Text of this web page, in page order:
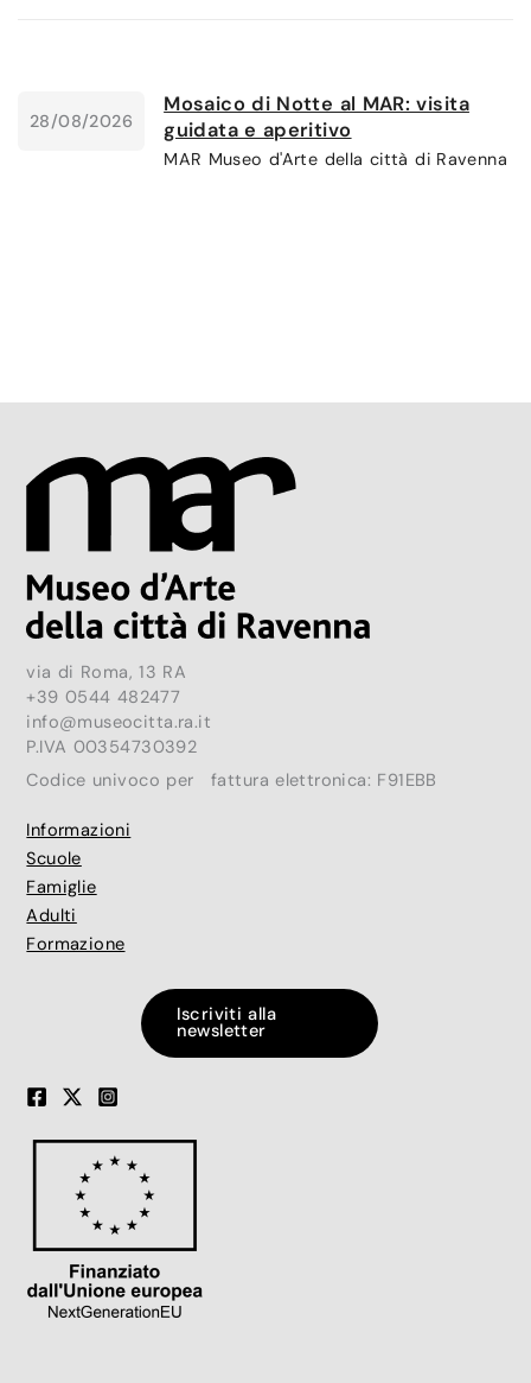
28/08/2026
Mosaico di Notte al MAR: visita
guidata e aperitivo
MAR Museo d'Arte della città di Ravenna
via di Roma, 13 RA
+39 0544 482477
info@museocitta.ra.it
P.IVA 00354730392
Codice univoco per fattura elettronica: F91EBB
Informazioni
Scuole
Famiglie
Adulti
Formazione
Iscriviti alla
newsletter